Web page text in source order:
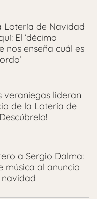
Lotería de Navidad
El ‘décimo
nos enseña cuál es
veraniegas lideran
de la Lotería de
a Sergio Dalma:
música al anuncio